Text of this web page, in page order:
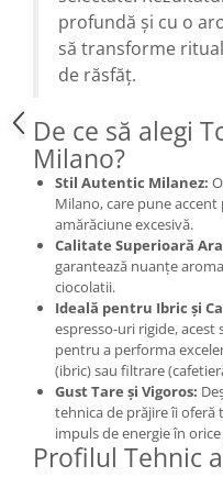
profundă și cu o
să transforme
de răsfăț.
De ce să alegi
Milano?
Stil Autentic Milanez:
Milano, care pune
amărăciune excesivă.
Calitate Superioară
garantează nuanțe
ciocolatii.
Ideală pentru Ibric și
espresso-uri rigide,
pentru a performa
(ibric) sau filtrare
Gust Tare și Vigoros:
tehnica de prăjire îi oferă
impuls de energie în
Profilul Tehnic